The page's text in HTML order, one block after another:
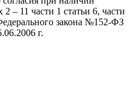
– 11 части 1 статьи 6, части
закона №152-ФЗ
г.